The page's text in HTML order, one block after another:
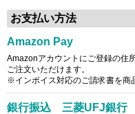
お支払い方法
Amazon Pay
Amazonアカウントにご登録の住
ご注文いただけます。
※インボイス対応のご請求書を商
銀行振込 三菱UFJ銀行